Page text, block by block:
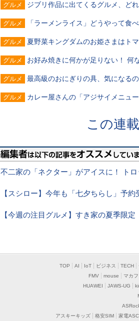
グルメ ジブリ作品に出てくるグルメ、ど
グルメ 「ラーメンライス」どうやって食
グルメ 夏野菜キングダムのお姫さまはト
グルメ お好み焼きに何かが足りない！ 何
グルメ 最高級のおにぎりの具、気になる
グルメ カレー屋さんの「アジサイメニュ
この連
不二家の「ネクター」がアイスに！ ト
【スシロー】今年も「七夕ちらし」予
【今週の注目グルメ】すき家の夏季限
TOP AI IoT ビジネス TECH
FMV
mouse マカ
HUAWEI
JAWS-UG
アスキーキッズ
格安SIM 家電